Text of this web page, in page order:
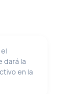
dará la
en la